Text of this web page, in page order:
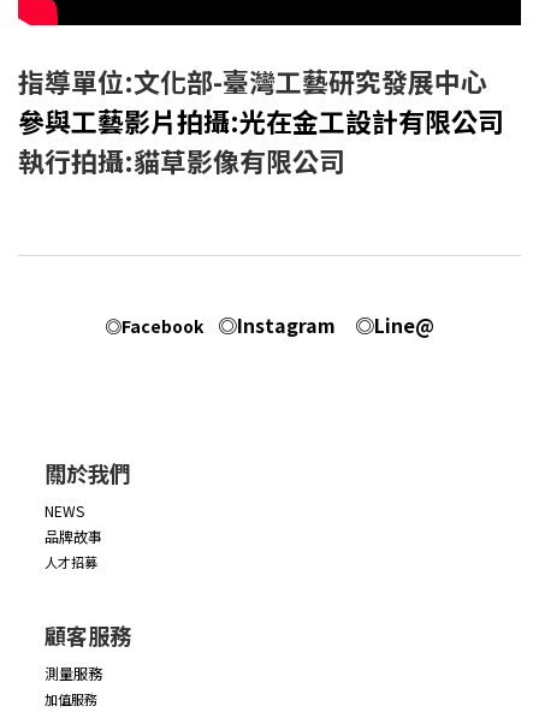
指導單位:文化部-臺灣工藝研究發展中心
參與工藝影片拍攝:光在金工設計有限公司
執行拍攝:貓草影像有限公司
◎Facebook ◎Instagram ◎Line@
關於我們
NEWS
品牌故事
人才招募
顧客服務
測量服務
加值服務